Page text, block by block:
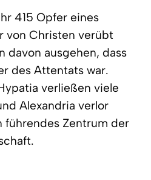
415 Opfer eines
von Christen verübt
davon ausgehen, dass
des Attentats war.
verließen viele
Alexandria verlor
führendes Zentrum der